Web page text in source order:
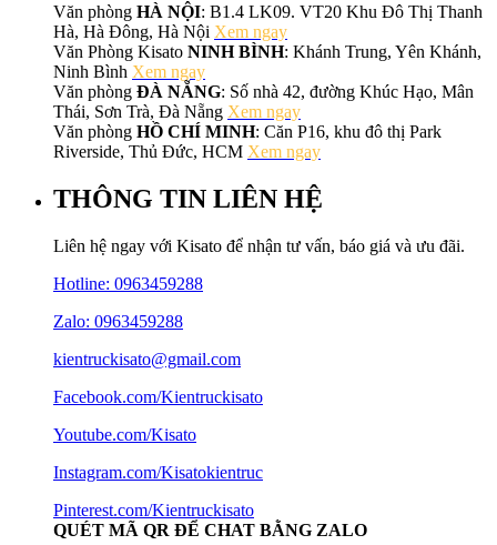
Văn phòng HÀ NỘI: B1.4 LK09. VT20 Khu Đô Thị Thanh
Hà, Hà Đông, Hà Nội Xem ngay
Văn Phòng Kisato NINH BÌNH: Khánh Trung, Yên Khánh,
Ninh Bình Xem ngay
Văn phòng ĐÀ NẴNG: Số nhà 42, đường Khúc Hạo, Mân
Thái, Sơn Trà, Đà Nẵng Xem ngay
Văn phòng HỒ CHÍ MINH: Căn P16, khu đô thị Park
Riverside, Thủ Đức, HCM Xem ngay
THÔNG TIN LIÊN HỆ
Liên hệ ngay với Kisato để nhận tư vấn, báo giá và ưu đãi.
Hotline: 0963459288
Zalo: 0963459288
kientruckisato@gmail.com
Facebook.com/Kientruckisato
Youtube.com/Kisato
Instagram.com/Kisatokientruc
Pinterest.com/Kientruckisato
QUÉT MÃ QR ĐỂ CHAT BẰNG ZALO